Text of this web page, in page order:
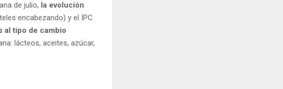
de julio, la evolución
encabezando) y el IPC
al tipo de cambio
lácteos, aceites, azúcar,